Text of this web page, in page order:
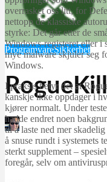
ProgramvareSikkerhet
Martin Jørgensen
november 1, 2025
overrasket oss litt, for
nettopp de klassiske
styrke: Det går etter de
Windows-registeret eller i
mye malware skjuler seg
Windows.
I praksis betyr det at
kanskje ikke oppdager i
kjører normalt. Under
hadde endret noen
til å laste ned mer
å snuse rundt i systemets
sterkt supplement –
foregår, selv om